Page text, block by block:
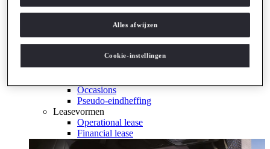
Ontdek Lexus electrified
Lexus Zakelijk
Leaserijder
Wagenpark
Occasions
Pseudo-eindheffing
Leasevormen
Operational lease
Financial lease
Cookie-instellingen
Alles afwijzen